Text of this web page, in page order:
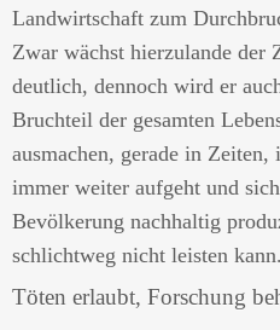
Landwirtschaft zum
Zwar wächst hierzulande der
deutlich, dennoch wird er
Bruchteil der gesamten
ausmachen, gerade in Zeiten,
immer weiter aufgeht und
Bevölkerung nachhaltig
schlichtweg nicht leisten kann.
Töten erlaubt, Forschung